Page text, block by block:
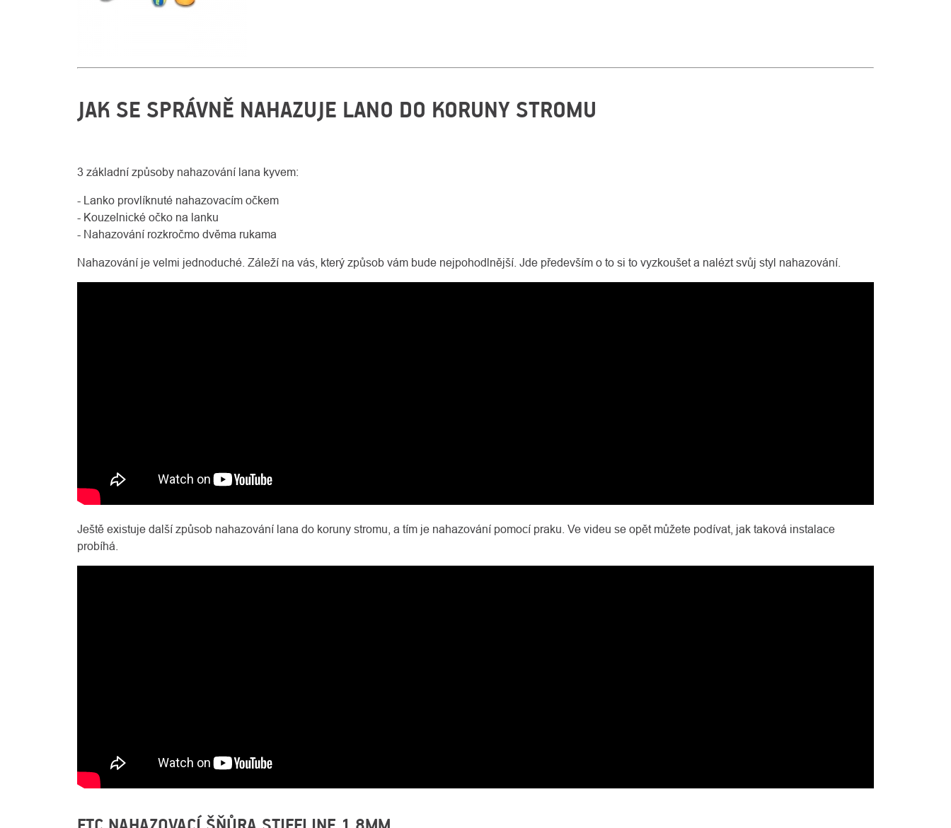
JAK SE SPRÁVNĚ NAHAZUJE LANO DO KORUNY STROMU
3 základní způsoby nahazování lana kyvem:
- Lanko provlíknuté nahazovacím očkem
- Kouzelnické očko na lanku
- Nahazování rozkročmo dvěma rukama
Nahazování je velmi jednoduché. Záleží na vás, který způsob vám bude nejpohodlnější. Jde především o to si to vyzkoušet a nalézt svůj styl nahazování.
Ještě existuje další způsob nahazování lana do koruny stromu, a tím je nahazování pomocí praku. Ve videu se opět můžete podívat, jak taková instalace
probíhá.